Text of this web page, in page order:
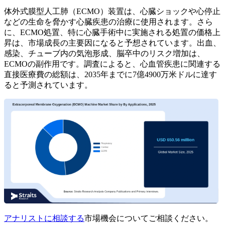
体外式膜型人工肺（ECMO）装置は、心臓ショックや心停止
などの生命を脅かす心臓疾患の治療に使用されます。さら
に、ECMO処置、特に心臓手術中に実施される処置の価格上
昇は、市場成長の主要因になると予想されています。出血、
感染、チューブ内の気泡形成、脳卒中のリスク増加は、
ECMOの副作用です。調査によると、心血管疾患に関連する
直接医療費の総額は、2035年までに7億4900万米ドルに達す
ると予測されています。
アナリストに相談する市場機会についてご相談ください。